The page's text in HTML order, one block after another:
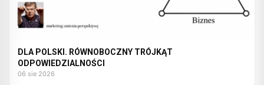
DLA POLSKI. RÓWNOBOCZNY TRÓJKĄT
ODPOWIEDZIALNOŚCI
06 sie 2026